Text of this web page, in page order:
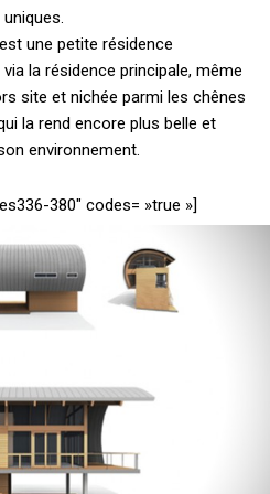
une petite résidence
la résidence principale, même
site et nichée parmi les chênes
la rend encore plus belle et
environnement.
380″ codes= »true »]